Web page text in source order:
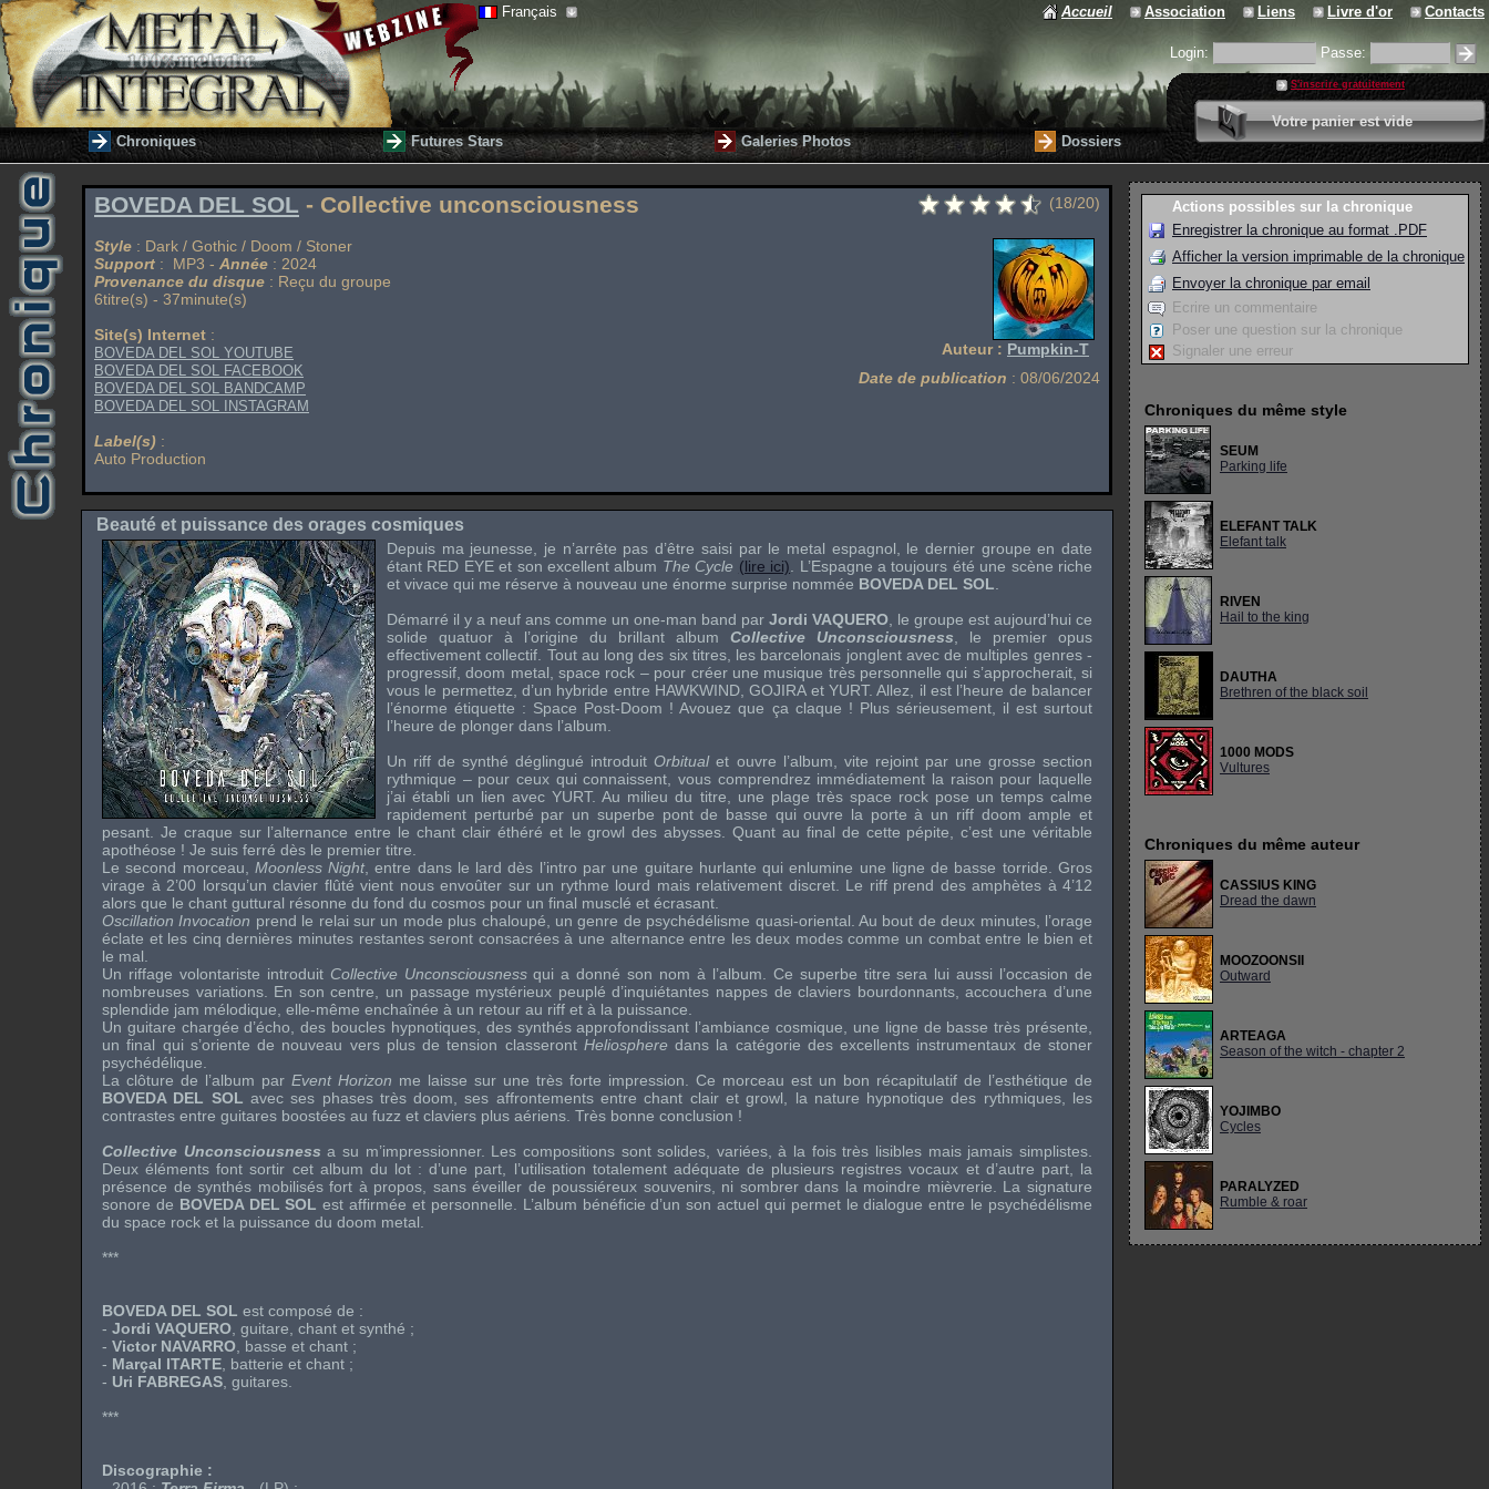
Français Accueil Association Liens Livre d'or Contacts
Login: Passe:
S'inscrire gratuitement
Votre panier est vide
0 article
Valider votre panier
Chroniques Futures Stars Galeries Photos Dossiers
BOVEDA DEL SOL - Collective unconsciousness
Style : Dark / Gothic / Doom / Stoner
Support : MP3 - Année : 2024
Provenance du disque : Reçu du groupe
6titre(s) - 37minute(s)
Site(s) Internet :
BOVEDA DEL SOL YOUTUBE
BOVEDA DEL SOL FACEBOOK
BOVEDA DEL SOL BANDCAMP
BOVEDA DEL SOL INSTAGRAM
Label(s) :
Auto Production
(18/20)
Auteur : Pumpkin-T
Date de publication : 08/06/2024
Beauté et puissance des orages cosmiques
Depuis ma jeunesse, je n’arrête pas d’être saisi par le metal espagnol, le dernier groupe en date
étant RED EYEet son excellent album The Cycle (lire ici) . L’Espagne a toujours été une scène riche
et vivace qui me réserve à nouveau une énorme surprise nommée BOVEDA DEL SOL
Démarré il y a neuf ans comme un one-man band par Jordi VAQUERO , le groupe est aujourd’hui ce
solide quatuor à l’origine du brillant album Collective Unconsciousness , le premier opus
effectivement collectif. Tout au long des six titres, les barcelonais jonglent avec de multiples genres -
progressif, doom metal, space rock – pour créer une musique très personnelle qui s’approcherait, si
vous le permettez, d’un hybride entre HAWKWIND ,GOJIRAetYURT. Allez, il est l’heure de balancer
l’énorme étiquette : Space Post-Doom ! Avouez que ça claque ! Plus sérieusement, il est surtout
l’heure de plonger dans l’album.
Un riff de synthé déglingué introduit Orbitualet ouvre l’album, vite rejoint par une grosse section
rythmique – pour ceux qui connaissent, vous comprendrez immédiatement la raison pour laquelle
j’ai établi un lien avecYURT. Au milieu du titre, une plage très space rock pose un temps calme
rapidement perturbé par un superbe pont de basse qui ouvre la porte à un riff doom ample et
pesant. Je craque sur l’alternance entre le chant clair éthéré et le growl des abysses. Quant au final de cette pépite, c’est une véritable
apothéose ! Je suis ferré dès le premier titre.
Le second morceau, Moonless Night, entre dans le lard dès l’intro par une guitare hurlante qui enlumine une ligne de basse torride. Gros
virage à 2’00 lorsqu’un clavier flûté vient nous envoûter sur un rythme lourd mais relativement discret. Le riff prend des amphètes à 4’12
alors que le chant guttural résonne du fond du cosmos pour un final musclé et écrasant.
Oscillation Invocation prend le relai sur un mode plus chaloupé, un genre de psychédélisme quasi-oriental. Au bout de deux minutes, l’orage
éclate et les cinq dernières minutes restantes seront consacrées à une alternance entre les deux modes comme un combat entre le bien et
le mal.
Un riffage volontariste introduit Collective Unconsciousnessqui a donné son nom à l’album. Ce superbe titre sera lui aussi l’occasion de
nombreuses variations. En son centre, un passage mystérieux peuplé d’inquiétantes nappes de claviers bourdonnants, accouchera d’une
splendide jam mélodique, elle-même enchaînée à un retour au riff et à la puissance.
Un guitare chargée d’écho, des boucles hypnotiques, des synthés approfondissant l’ambiance cosmique, une ligne de basse très présente,
un final qui s’oriente de nouveau vers plus de tension classeront Heliosphere dans la catégorie des excellents instrumentaux de stoner
psychédélique.
La clôture de l’album par Event Horizon me laisse sur une très forte impression. Ce morceau est un bon récapitulatif de l’esthétique de
BOVEDA DEL SOL avec ses phases très doom, ses affrontements entre chant clair et growl, la nature hypnotique des rythmiques, les
contrastes entre guitares boostées au fuzz et claviers plus aériens. Très bonne conclusion !
Collective Unconsciousness a su m’impressionner. Les compositions sont solides, variées, à la fois très lisibles mais jamais simplistes.
Deux éléments font sortir cet album du lot : d’une part, l’utilisation totalement adéquate de plusieurs registres vocaux et d’autre part, la
présence de synthés mobilisés fort à propos, sans éveiller de poussiéreux souvenirs, ni sombrer dans la moindre mièvrerie. La signature
sonore de BOVEDA DEL SOL est affirmée et personnelle. L’album bénéficie d’un son actuel qui permet le dialogue entre le psychédélisme
du space rock et la puissance du doom metal.
***
BOVEDA DEL SOL est composé de :
- Jordi VAQUERO , guitare, chant et synthé ;
- Victor NAVARRO , basse et chant ;
- Marçal ITARTE , batterie et chant ;
- Uri FABREGAS , guitares.
***
Discographie :
Actions possibles sur la chronique
Enregistrer la chronique au format .PDF
Afficher la version imprimable de la chronique
Envoyer la chronique par email
Ecrire un commentaire
Poser une question sur la chronique
Signaler une erreur
Chroniques du même style
SEUM
Parking life
ELEFANT TALK
Elefant talk
RIVEN
Hail to the king
DAUTHA
Brethren of the black soil
1000 MODS
Vultures
Chroniques du même auteur
CASSIUS KING
Dread the dawn
MOOZOONSII
Outward
ARTEAGA
Season of the witch - chapter 2
YOJIMBO
Cycles
PARALYZED
Rumble & roar